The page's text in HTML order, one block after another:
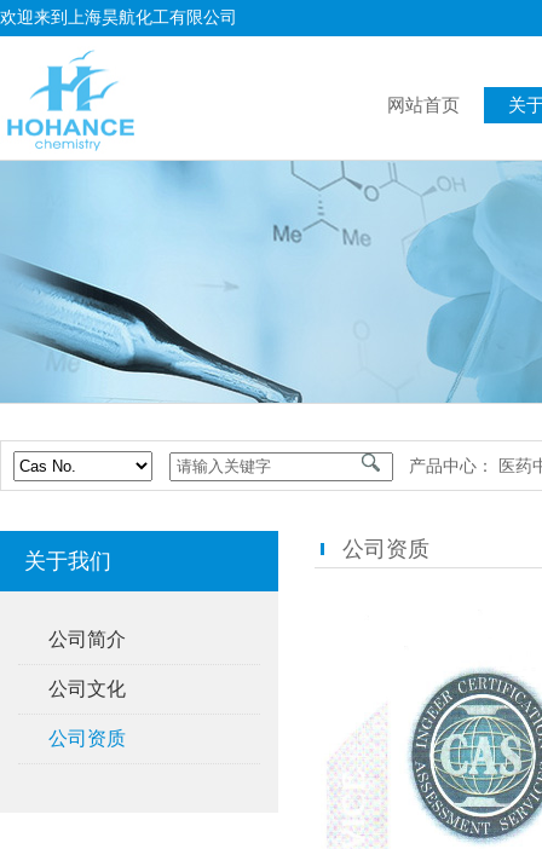
欢迎来到上海昊航化工有限公司
网站首页 关
产品中心： 医药
关于我们
公司简介
公司文化
公司资质
公司资质